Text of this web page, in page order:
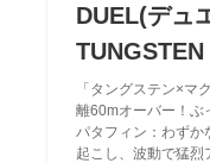
DUEL(デュ
「タングステン×マ
離60mオーバー！ぶ
パタフィン：わずか
起こし、波動で猛烈